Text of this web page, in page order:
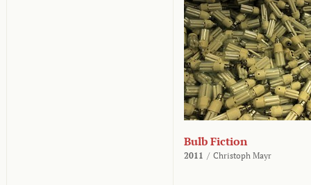
Bulb Fiction
2011 / Christoph Mayr